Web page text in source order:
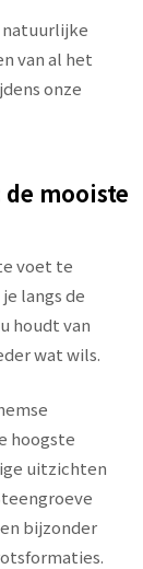
natuurlijke
van al het
onze
mooiste
voet te
langs de
houdt van
wat wils.
hoogste
uitzichten
bijzonder